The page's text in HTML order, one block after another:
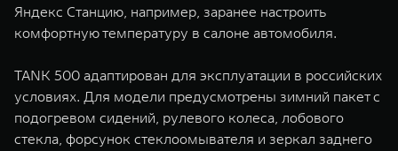
Яндекс Станцию, например, заранее настроить
комфортную температуру в салоне автомобиля.
TANK 500 адаптирован для эксплуатации в российских
условиях. Для модели предусмотрены зимний пакет с
подогревом сидений, рулевого колеса, лобового
стекла, форсунок стеклоомывателя и зеркал заднего